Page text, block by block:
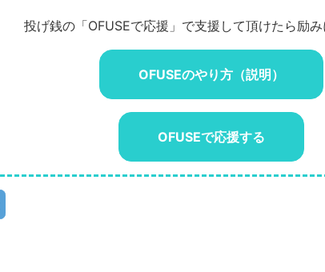
投げ銭の「OFUSEで応援」で支援して頂けたら励み
OFUSEのやり方（説明）
OFUSEで応援する